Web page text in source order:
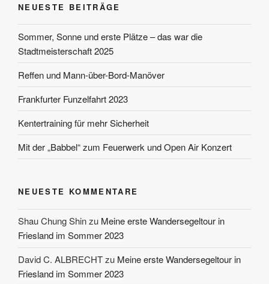
NEUESTE BEITRÄGE
Sommer, Sonne und erste Plätze – das war die
Stadtmeisterschaft 2025
Reffen und Mann-über-Bord-Manöver
Frankfurter Funzelfahrt 2023
Kentertraining für mehr Sicherheit
Mit der „Babbel“ zum Feuerwerk und Open Air Konzert
NEUESTE KOMMENTARE
Shau Chung Shinzu Meine erste Wandersegeltour in
Friesland im Sommer 2023
David C. ALBRECHTzu Meine erste Wandersegeltour in
Friesland im Sommer 2023